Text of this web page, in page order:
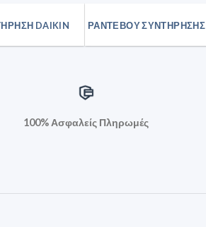
DAIKIN ΡΑΝΤΕΒΟΥ ΣΥΝΤΗΡΗΣΗΣ
100% Ασφαλείς Πληρωμές